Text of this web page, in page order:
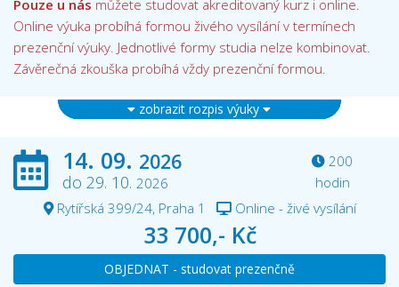
Pouze u nás můžete studovat akreditovaný kurz i online.
Online výuka probíhá formou živého vysílání v termínech
prezenční výuky. Jednotlivé formy studia nelze kombinovat.
Závěrečná zkouška probíhá vždy prezenční formou.
zobrazit rozpis výuky
14. 09. 2026
do 29. 10. 2026
200
hodin
Rytířská 399/24, Praha 1
Online - živé vysílání
33 700,- Kč
OBJEDNAT - studovat prezenčně